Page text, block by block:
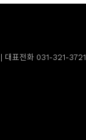
대표전화 031-321-3721